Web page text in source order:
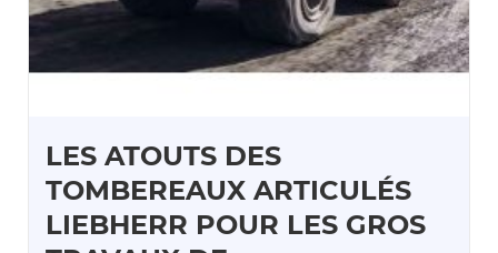
LES ATOUTS DES
TOMBEREAUX ARTICULÉS
LIEBHERR POUR LES GROS